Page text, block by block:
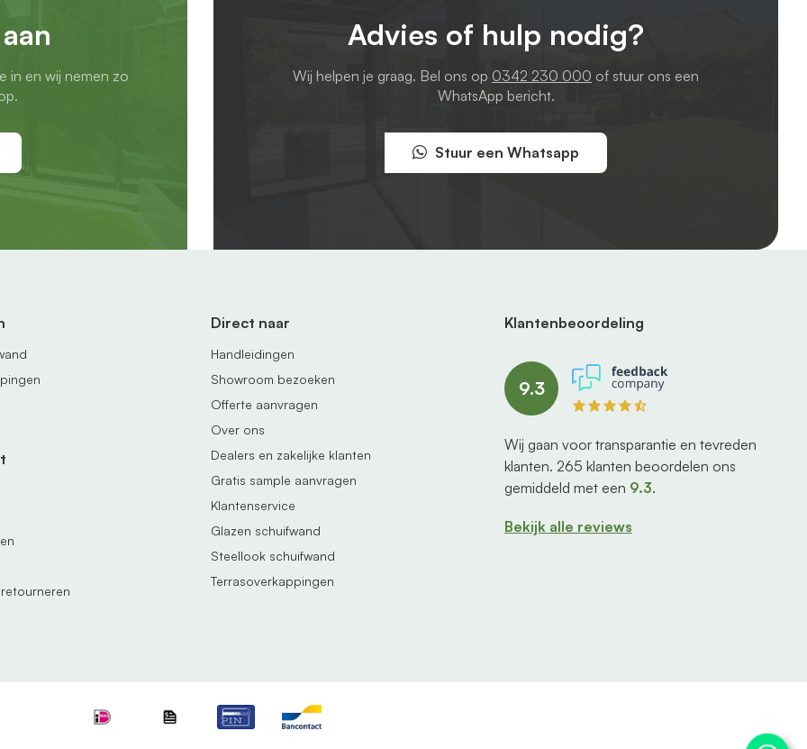
meten,
we een
keer. Wel zo
We geloven dat een
bijdragen aan het
het nét even anders.
geen
prijs.
een 9,4 door meer dan
in en wij nemen zo
Advies of hulp nodig?
Wij helpen je graag. Bel ons op 0342 230 000 of stuur ons een
WhatsApp bericht.
Stuur een Whatsapp
Direct naar
Handleidingen
Showroom bezoeken
Offerte aanvragen
Over ons
Dealers en zakelijke klanten
Gratis sample aanvragen
Klantenservice
Glazen schuifwand
Steellook schuifwand
Terrasoverkappingen
Klantenbeoordeling
9.3
Wij gaan voor transparantie en tevreden
klanten. 265 klanten beoordelen ons
gemiddeld met een 9.3.
Bekijk alle reviews